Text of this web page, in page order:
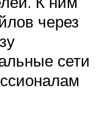
через
сети